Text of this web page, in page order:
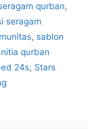
qurban,
seragam
, sablon
qurban
24s, Stars